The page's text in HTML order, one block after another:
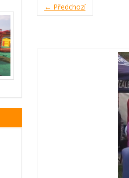
← Předchozí